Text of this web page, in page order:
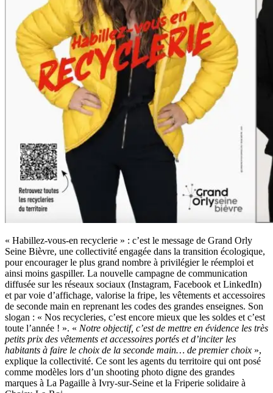
« Habillez-vous-en recyclerie » : c’est le message de Grand Orly
Seine Bièvre, une collectivité engagée dans la transition écologique,
pour encourager le plus grand nombre à privilégier le réemploi et
ainsi moins gaspiller. La nouvelle campagne de communication
diffusée sur les réseaux sociaux (Instagram, Facebook et LinkedIn)
et par voie d’affichage, valorise la fripe, les vêtements et accessoires
de seconde main en reprenant les codes des grandes enseignes. Son
slogan : « Nos recycleries, c’est encore mieux que les soldes et c’est
toute l’année ! ». « Notre objectif, c’est de mettre en évidence les très
petits prix des vêtements et accessoires portés et d’inciter les
habitants à faire le choix de la seconde main… de premier choix »,
explique la collectivité. Ce sont les agents du territoire qui ont posé
comme modèles lors d’un shooting photo digne des grandes
marques à La Pagaille à Ivry-sur-Seine et la Friperie solidaire à